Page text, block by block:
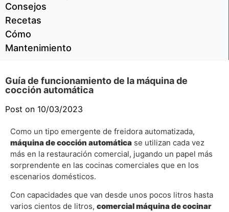
Consejos
Recetas
Cómo
Mantenimiento
Guía de funcionamiento de la máquina de
cocción automática
Post on 10/03/2023
Como un tipo emergente de freidora automatizada,
máquina de cocción automática se utilizan cada vez
más en la restauración comercial, jugando un papel más
sorprendente en las cocinas comerciales que en los
escenarios domésticos.
Con capacidades que van desde unos pocos litros hasta
varios cientos de litros, comercialmáquina de cocinar